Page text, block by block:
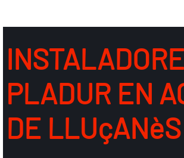
PLADUR EN
DE LLUçANèS